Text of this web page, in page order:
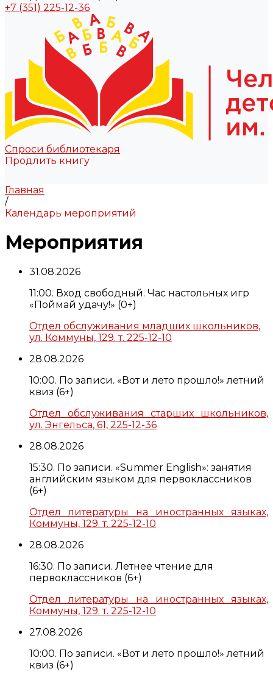
+7 (351) 225-12-36
Спроси библиотекаря
Продлить книгу
Главная
/
Календарь мероприятий
Мероприятия
31.08.2026
11:00. Вход свободный. Час настольных игр
«Поймай удачу!» (0+)
Отдел обслуживания младших школьников,
ул. Коммуны, 129. т. 225-12-10
28.08.2026
10:00. По записи. «Вот и лето прошло!» летний
квиз (6+)
Отдел обслуживания старших школьников,
ул. Энгельса, 61, 225-12-36
28.08.2026
15:30. По записи. «Summer English»: занятия
английским языком для первоклассников
(6+)
Отдел литературы на иностранных языках,
Коммуны, 129. т. 225-12-10
28.08.2026
16:30. По записи. Летнее чтение для
первоклассников (6+)
Отдел литературы на иностранных языках,
Коммуны, 129. т. 225-12-10
27.08.2026
10:00. По записи. «Вот и лето прошло!» летний
квиз (6+)